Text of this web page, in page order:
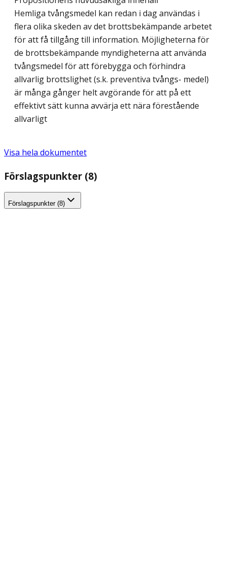
Hemliga tvångsmedel kan redan i dag användas i
flera olika skeden av det brottsbekämpande arbetet
för att få tillgång till information. Möjligheterna för
de brottsbekämpande myndigheterna att använda
tvångsmedel för att förebygga och förhindra
allvarlig brottslighet (s.k. preventiva tvångs- medel)
är många gånger helt avgörande för att på ett
effektivt sätt kunna avvärja ett nära förestående
allvarligt
Visa hela dokumentet
Förslagspunkter (8)
Förslagspunkter (8)